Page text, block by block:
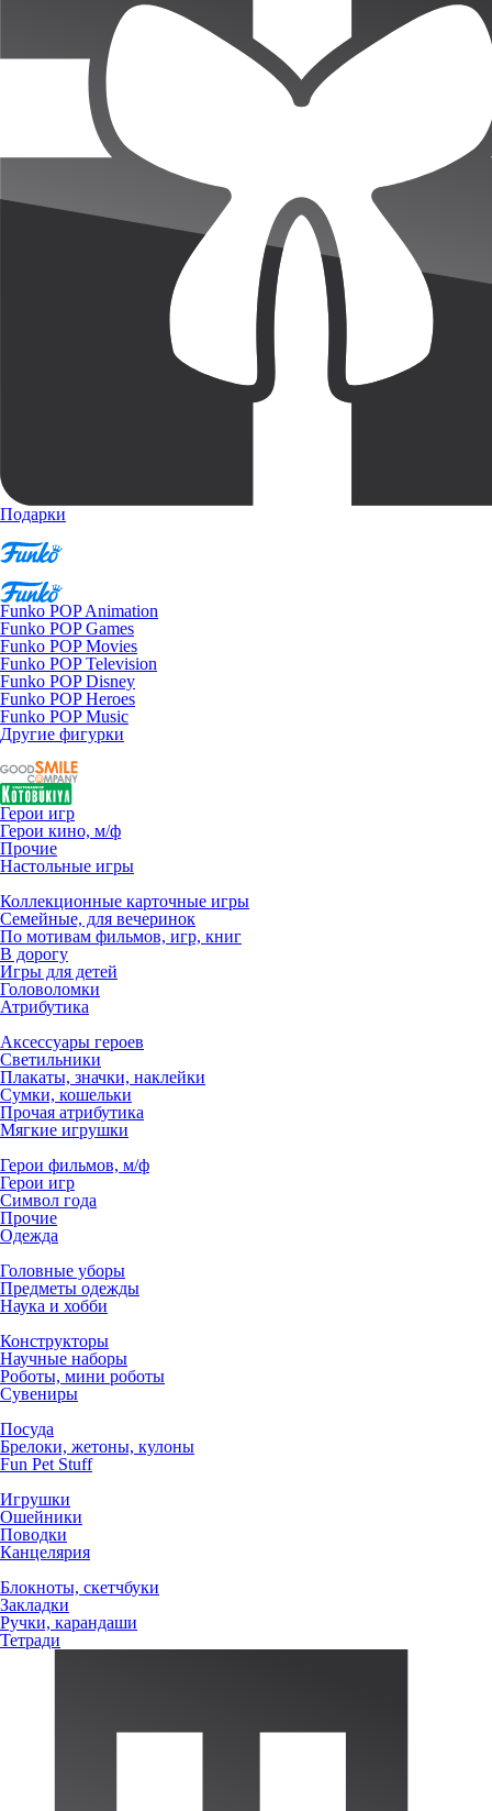
Подарки
Funko POP Animation
Funko POP Games
Funko POP Movies
Funko POP Television
Funko POP Disney
Funko POP Heroes
Funko POP Music
Другие фигурки
Герои игр
Герои кино, м/ф
Прочие
Настольные игры
Коллекционные карточные игры
Семейные, для вечеринок
По мотивам фильмов, игр, книг
В дорогу
Игры для детей
Головоломки
Атрибутика
Аксессуары героев
Светильники
Плакаты, значки, наклейки
Сумки, кошельки
Прочая атрибутика
Мягкие игрушки
Герои фильмов, м/ф
Герои игр
Символ года
Прочие
Одежда
Головные уборы
Предметы одежды
Наука и хобби
Конструкторы
Научные наборы
Роботы, мини роботы
Сувениры
Посуда
Брелоки, жетоны, кулоны
Fun Pet Stuff
Игрушки
Ошейники
Поводки
Канцелярия
Блокноты, скетчбуки
Закладки
Ручки, карандаши
Тетради